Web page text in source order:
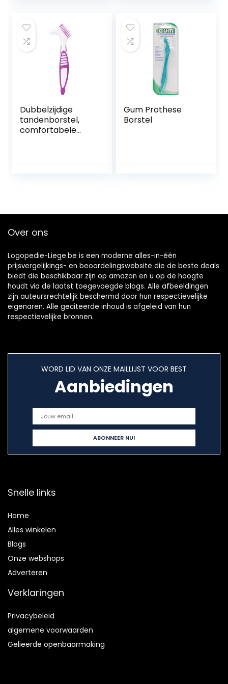
Dubbelzijdige
tandenborstel,
comfortabele
Gum Prothese
Borstel
Over ons
Logopedie-Liege.be is een moderne alles-in-één
prijsvergelijkings- en beoordelingswebsite die de beste deals
biedt die beschikbaar zijn op amazon en u op de hoogte
houdt via de laatst toegevoegde blogs. Alle afbeeldingen
zijn auteursrechtelijk beschermd door hun respectievelijke
eigenaren. Alle geciteerde inhoud is afgeleid van hun
respectievelijke bronnen.
WORD LID VAN ONZE MAILLIJST VOOR BEST
Aanbiedingen
Snelle links
Home
Alles winkelen
Blogs
Onze webshops
Adverteren
Verklaringen
Privacybeleid
algemene voorwaarden
Gelieerde openbaarmaking